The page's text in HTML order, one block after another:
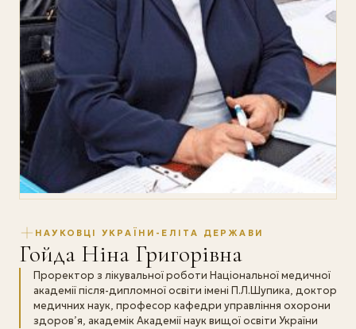
НАУКОВЦІ УКРАЇНИ-ЕЛІТА ДЕРЖАВИ
Гойда Ніна Григорівна
Проректор з лікувальної роботи Національної медичної
академії після-дипломної освіти імені П.Л.Шупика, доктор
медичних наук, професор кафедри управління охорони
здоров’я, академік Академії наук вищої освіти України